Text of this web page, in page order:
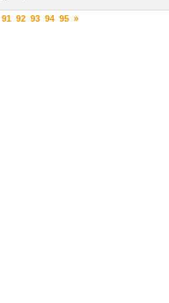
91 92 93 94 95 »